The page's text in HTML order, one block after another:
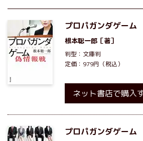
プロパガンダゲー
根本聡一郎 ［著］
判型：文庫判
定価：979円（税込）
ネット書店で購入
プロパガンダゲーム